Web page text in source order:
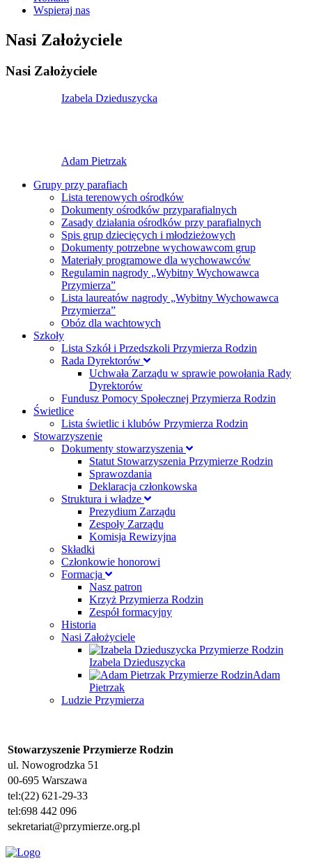
Wspieraj nas
Nasi Założyciele
Nasi Założyciele
Izabela Dzieduszycka
Adam Pietrzak
Grupy przy parafiach
Lista terenowych ośrodków
Dokumenty ośrodków przyparafialnych
Zasady działania ośrodków przy parafialnych
Spis grup dziecięcych i młodzieżowych
Dokumenty potrzebne wychowawcom grup
Materiały programowe dla wychowawców
Regulamin nagrody „Wybitny Wychowawca
Przymierza”
Lista laureatów nagrody „Wybitny Wychowawca
Przymierza”
Obóz dla wachtowych
Szkoły
Lista Szkół i Przedszkoli Przymierza Rodzin
Rada Dyrektorów
Uchwała Zarządu w sprawie powołania Rady
Dyrektorów
Fundusz Pomocy Społecznej Przymierza Rodzin
Świetlice
Lista świetlic i klubów Przymierza Rodzin
Stowarzyszenie
Dokumenty stowarzyszenia
Statut Stowarzyszenia Przymierze Rodzin
Sprawozdania
Deklaracja członkowska
Struktura i władze
Prezydium Zarządu
Zespoły Zarządu
Komisja Rewizyjna
Składki
Członkowie honorowi
Formacja
Nasz patron
Krzyż Przymierza Rodzin
Zespół formacyjny
Historia
Nasi Założyciele
Izabela Dzieduszycka
Adam
Pietrzak
Ludzie Przymierza
Stowarzyszenie Przymierze Rodzin
ul. Nowogrodzka 51
00-695 Warszawa
tel:(22) 621-29-33
tel:698 442 096
sekretariat@przymierze.org.pl